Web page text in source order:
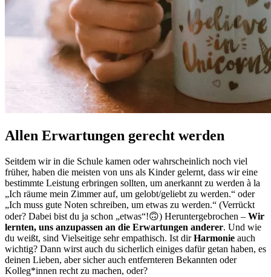
Allen Erwartungen gerecht werden
Seitdem wir in die Schule kamen oder wahrscheinlich noch viel
früher, haben die meisten von uns als Kinder gelernt, dass wir eine
bestimmte Leistung erbringen sollten, um anerkannt zu werden à la
„Ich räume mein Zimmer auf, um gelobt/geliebt zu werden.“ oder
„Ich muss gute Noten schreiben, um etwas zu werden.“ (Verrückt
oder? Dabei bist du ja schon „etwas“!🙃) Heruntergebrochen – Wir
lernten, uns anzupassen an die Erwartungen anderer. Und wie
du weißt, sind Vielseitige sehr empathisch. Ist dirHarmonie auch
wichtig? Dann wirst auch du sicherlich einiges dafür getan haben, es
deinen Lieben, aber sicher auch entfernteren Bekannten oder
Kolleg*innen recht zu machen, oder?